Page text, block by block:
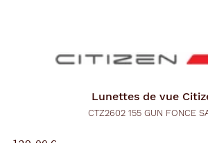
Lunettes de vue
CTZ2602 155 GUN FONCE